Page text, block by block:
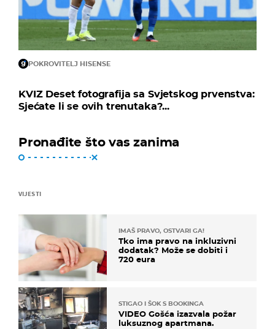
POKROVITELJ HISENSE
KVIZ Deset fotografija sa Svjetskog prvenstva:
Sjećate li se ovih trenutaka?...
Pronađite što vas zanima
VIJESTI
IMAŠ PRAVO, OSTVARI GA!
Tko ima pravo na inkluzivni
dodatak? Može se dobiti i
720 eura
STIGAO I ŠOK S BOOKINGA
VIDEO Gošća izazvala požar
luksuznog apartmana.